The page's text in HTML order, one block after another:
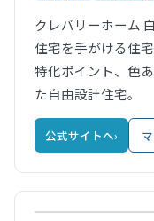
クレバリーホーム
住宅を手がける住
特化ポイント、色
た自由設計住宅。
公式サイトへ›
公式サイト